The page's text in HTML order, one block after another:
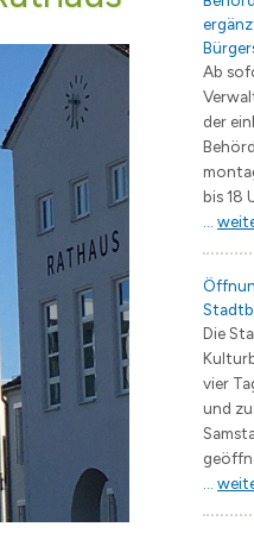
Jugendarbeit / Streetwork
Hohen Neuendorf
Borgsdorf
Bergfelde
/ Geoportal
Fürstenau
Janów Podlaski
Müllheim im
EB
Branchenverzeichnis
Ab
der
bis 18
Die
vier
und